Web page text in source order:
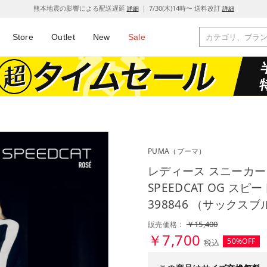
熊本地震の影響による配送遅延 詳細｜ 7/30(木)14時〜 送料改訂 詳細
Store Outlet New Sale
PUMA （プーマ）
レディース スニーカ
SPEEDCAT OG スピ
398846 （サックスブ
販売価格：￥15,400
￥7,700 税込 50%OFF